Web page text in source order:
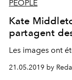
PEOPLE
Kate
partagent
Les images ont
21.05.2019 by